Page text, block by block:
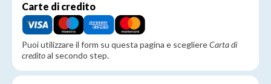
Carte di credito
Puoi utilizzare il form su questa pagina e scegliereCarta di
creditoal secondo step.